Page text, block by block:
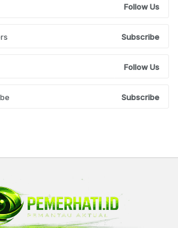
Follow Us
Subscribe
Follow Us
Subscribe